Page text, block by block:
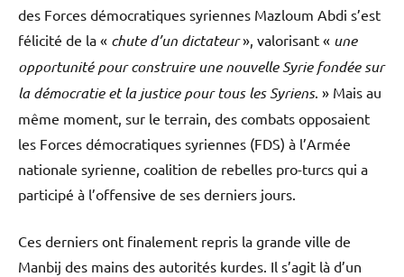
des Forces démocratiques syriennes Mazloum Abdi s’est
félicité de la « chute d’un dictateur», valorisant « une
opportunité pour construire une nouvelle Syrie fondée sur
la démocratie et la justice pour tous les Syriens. » Mais au
même moment, sur le terrain, des combats opposaient
les Forces démocratiques syriennes (FDS) à l’Armée
nationale syrienne, coalition de rebelles pro-turcs qui a
participé à l’offensive de ses derniers jours.
Ces derniers ont finalement repris la grande ville de
Manbij des mains des autorités kurdes. Il s’agit là d’un